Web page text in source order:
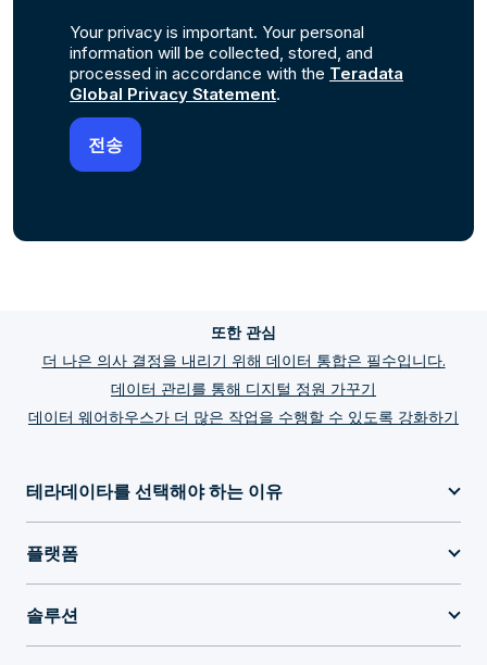
Your privacy is important. Your personal
information will be collected, stored, and
processed in accordance with the Teradata
Global Privacy Statement.
또한 관심
더 나은 의사 결정을 내리기 위해 데이터 통합은 필수입니다.
데이터 관리를 통해 디지털 정원 가꾸기
데이터 웨어하우스가 더 많은 작업을 수행할 수 있도록 강화하기
테라데이타를 선택해야 하는 이유
플랫폼
솔루션